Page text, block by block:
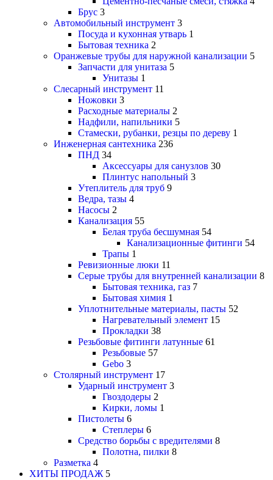
Брус 3
Автомобильный инструмент 3
Посуда и кухонная утварь 1
Бытовая техника 2
Оранжевые трубы для наружной канализации 5
Запчасти для унитаза 5
Унитазы 1
Слесарный инструмент 11
Ножовки 3
Расходные материалы 2
Надфили, напильники 5
Стамески, рубанки, резцы по дереву 1
Инженерная сантехника 236
ПНД 34
Аксессуары для санузлов 30
Плинтус напольный 3
Утеплитель для труб 9
Ведра, тазы 4
Насосы 2
Канализация 55
Белая труба бесшумная 54
Канализационные фитинги 54
Трапы 1
Ревизионные люки 11
Серые трубы для внутренней канализации 8
Бытовая техника, газ 7
Бытовая химия 1
Уплотнительные материалы, пасты 52
Нагревательный элемент 15
Прокладки 38
Резьбовые фитинги латунные 61
Резьбовые 57
Gebo 3
Столярный инструмент 17
Ударный инструмент 3
Гвоздодеры 2
Кирки, ломы 1
Пистолеты 6
Степлеры 6
Средство борьбы с вредителями 8
Полотна, пилки 8
Разметка 4
ХИТЫ ПРОДАЖ 5